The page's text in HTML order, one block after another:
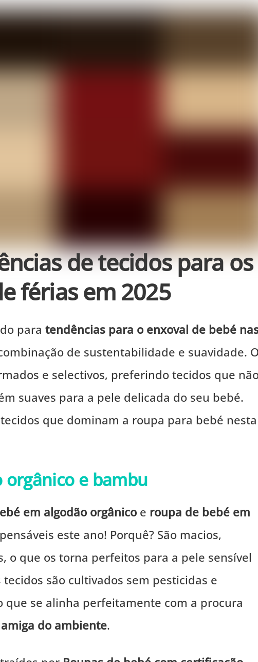
de tecidos para os
férias em 2025
para tendências para o enxoval de bebé
de sustentabilidade e suavidade.
e selectivos, preferindo tecidos que
suaves para a pele delicada do seu bebé.
que dominam a roupa para bebé nesta
orgânico e bambu
em algodão orgânico e roupa de bebé em
este ano! Porquê? São macios,
o que os torna perfeitos para a pele sensível
são cultivados sem pesticidas e
que se alinha perfeitamente com a procura
do ambiente.